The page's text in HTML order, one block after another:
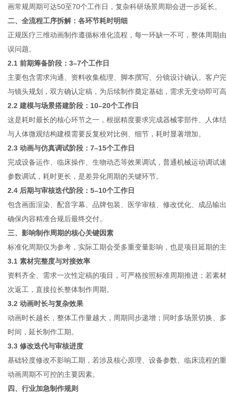
画常规周期可达50至70个工作日，复杂科研场景周期会进一步延长。
二、全流程工序拆解：各环节耗时明细
正规医疗三维动画制作遵循标准化流程，每一环缺一不可，整体周期
误问题。
2.1 前期筹备阶段：3–7个工作日
主要包含需求沟通、资料收集梳理、脚本撰写、分镜设计确认。客户
与镜头规划，双方确认定稿，为后续制作奠定基础，需求无变动即可
2.2 建模与场景搭建阶段：10–20个工作日
这是耗时最长的核心环节之一，根据精度要求完成器械零部件、人体
与人体微观结构建模需要反复校对比例、细节，耗时显著增加。
2.3 动画与仿真调试阶段：7–15个工作日
完成设备运作、临床操作、生物动态等效果调试，普通机械运动调试
参数调试，耗时更长，是差异化周期的关键环节。
2.4 后期与审核迭代阶段：5–10个工作日
包含画面渲染、配音字幕、品牌包装、医学审核、修改优化、成品输
确保内容精准合规后最终交付。
三、影响制作周期的核心关键因素
标准化周期仅为参考，实际工期会受多重变量影响，也是项目延期的
3.1 素材完整度与对接效率
资料齐全、需求一次性定稿的项目，可严格按照标准周期推进；若素
次返工，直接拉长整体制作周期。
3.2 动画时长与复杂效果
动画时长越长，整体工作量越大，周期同步递增；同时多场景切换、
时间，延长制作工期。
3.3 修改迭代与审核进度
基础轻度修改不影响工期，若涉及核心原理、设备参数、临床流程的
动画周期不可控的主要因素。
四、行业加急制作规则